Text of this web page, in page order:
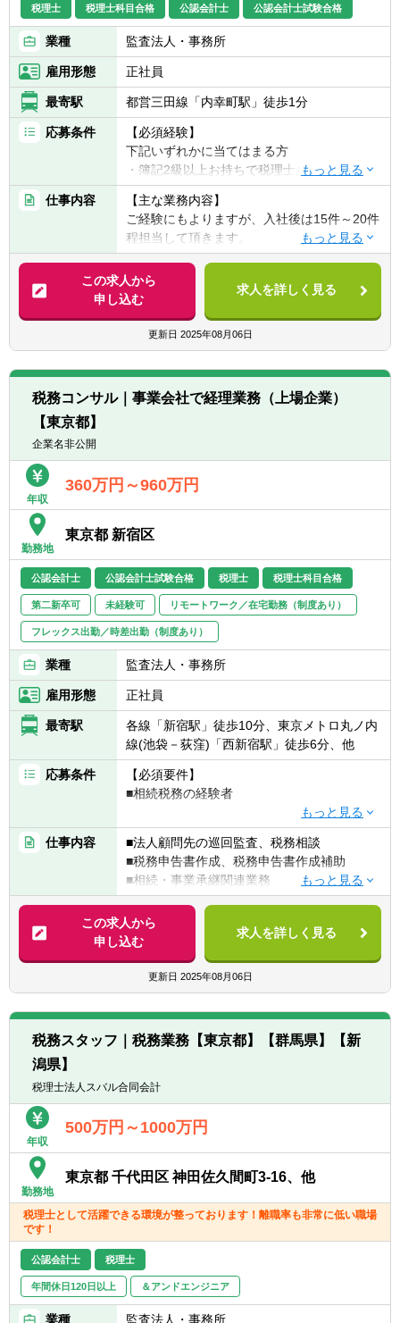
税理士 税理士科目合格 公認会計士 公認会計士試験合格
業種 監査法人・事務所
雇用形態 正社員
最寄駅 都営三田線「内幸町駅」徒歩1分
応募条件
【必須経験】
下記いずれかに当てはまる方
・簿記2級以上お持ちで税理士を目指してい
る方
・会計事務所経験者
・事業会社経理経験者
【歓迎スキル】
・税理士科目合格者
・税理士有資格者
仕事内容
【主な業務内容】
ご経験にもよりますが、入社後は15件～20件
程担当して頂きます。
・巡回業務
・法人税申告業務
・決算業務
※さらに今後、相続税の申告・相続税申告業
務(現状1ヵ月に2、3件のペースで案件を受注
しております)、事業承継、医療法人、国際税
務にも力を入れていく予定です。ご希望次第
で、多種多様なキャリアを築いてける環境で
す。
頂きます。
【クライアント】
NPO、公益法人など非常に幅が広い点が特徴
的です。売り上げ規模も5000万以下から数百
億円規模まで様々です。
※クライアントの半数は自計化されていま
す。入力については外注や入力スタッフに任
せています。
【会計ソフト】
弥生会計、勘定奉行
【社内の組織構成】
・マネージャー3名、スタッフ23名、入力ス
タッフ2名、パート2名
この求人から
申し込む
求人を詳しく見る
更新日 2025年08月06日
税務コンサル｜事業会社で経理業務（上場企業）
【東京都】
企業名非公開
年収
360万円～960万円
勤務地
東京都 新宿区
公認会計士 公認会計士試験合格 税理士 税理士科目合格
第二新卒可 未経験可 リモートワーク／在宅勤務（制度あり）
フレックス出勤／時差出勤（制度あり）
業種 監査法人・事務所
雇用形態 正社員
最寄駅
各線「新宿駅」徒歩10分、東京メトロ丸ノ内
線(池袋－荻窪)「西新宿駅」徒歩6分、他
応募条件
【必須要件】
■相続税務の経験者
【歓迎要件】
■税理士試験科目保持者
■税理士有資格者
仕事内容
■法人顧問先の巡回監査、税務相談
■税務申告書作成、税務申告書作成補助
■相続・事業承継関連業務
■経営コンサルティング
■会計ソフト入力
※詳細は面談時にご案内致します
この求人から
申し込む
求人を詳しく見る
更新日 2025年08月06日
税務スタッフ｜税務業務【東京都】【群馬県】【新
潟県】
税理士法人スバル合同会計
年収
500万円～1000万円
勤務地
東京都 千代田区 神田佐久間町3-16、他
税理士として活躍できる環境が整っております！離職率も非常に低い職場
です！
公認会計士 税理士
年間休日120日以上 ＆アンドエンジニア
業種 監査法人・事務所